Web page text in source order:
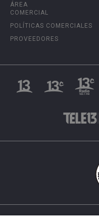
ÁREA
COMERCIAL
POLÍTICAS COMERCIALES
PROVEEDORES